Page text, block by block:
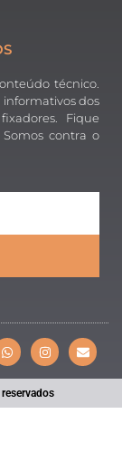
técnico.
informativos dos
Fique
contra o